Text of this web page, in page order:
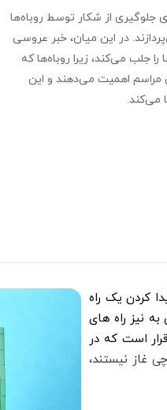
جلوگیری از شکار توسط روباه‌ها
در این میان، خبر عروسی
جلب می‌کند، زیرا روباه‌ها که
مراسم اهمیت می‌دهند و این
می‌کند.
کردن یک راه
نیز راه های
است که در
غاز نیستند،